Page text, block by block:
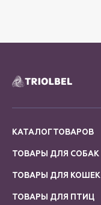
КАТАЛОГ ТОВАРОВ
ТОВАРЫ ДЛЯ СОБАК
ТОВАРЫ ДЛЯ КОШЕК
ТОВАРЫ ДЛЯ ПТИЦ